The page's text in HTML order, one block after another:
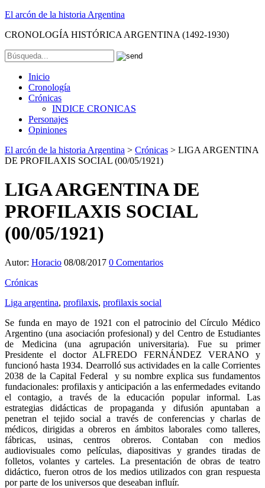
El arcón de la historia Argentina
CRONOLOGÍA HISTÓRICA ARGENTINA (1492-1930)
Inicio
Cronología
Crónicas
INDICE CRONICAS
Personajes
Opiniones
El arcón de la historia Argentina > Crónicas > LIGA ARGENTINA
DE PROFILAXIS SOCIAL (00/05/1921)
LIGA ARGENTINA DE
PROFILAXIS SOCIAL
(00/05/1921)
Autor: Horacio 08/08/2017 0 Comentarios
Crónicas
Liga argentina, profilaxis, profilaxis social
Se funda en mayo de 1921 con el patrocinio del Círculo Médico
Argentino (una asociación profesional) y del Centro de Estudiantes
de Medicina (una agrupación universitaria). Fue su primer
Presidente el doctor ALFREDO FERNÁNDEZ VERANO y
funcionó hasta 1934. Dearrolló sus actividades en la calle Corrientes
2038 de la Capital Federal y su nombre explica sus fundamentos
fundacionales: profilaxis y anticipación a las enfermedades evitando
el contagio, a través de la educación popular informal. Las
estrategias didácticas de propaganda y difusión apuntaban a
penetran el tejido social a través de conferencias y charlas de
médicos, dirigidas a obreros en ámbitos laborales como talleres,
fábricas, usinas, centros obreros. Contaban con medios
audiovisuales como películas, diapositivas y grandes tiradas de
folletos, volantes y carteles. La presentación de obras de teatro
didáctico, fueron otros de los medios utilizados con gran respuesta
por parte de los universos que deseaban influír.